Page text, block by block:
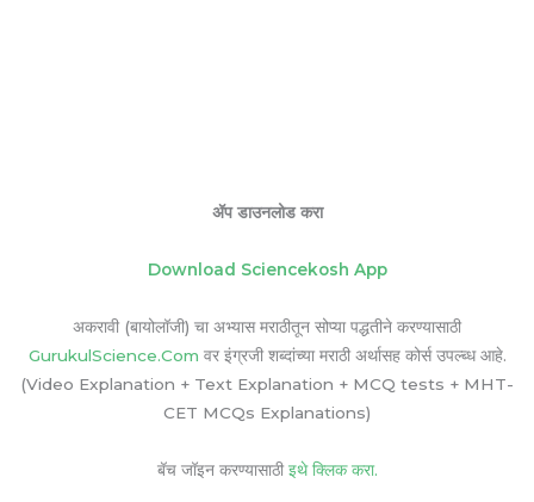
ॲप डाउनलोड करा
Download Sciencekosh App
अकरावी (बायोलॉजी) चा अभ्यास मराठीतून सोप्या पद्धतीने करण्यासाठी
GurukulScience.Com वर इंग्रजी शब्दांच्या मराठी अर्थासह कोर्स उपल्ब्ध आहे.
(Video Explanation + Text Explanation + MCQ tests + MHT-
CET MCQs Explanations)
बॅच जॉइन करण्यासाठी इथे क्लिक करा.